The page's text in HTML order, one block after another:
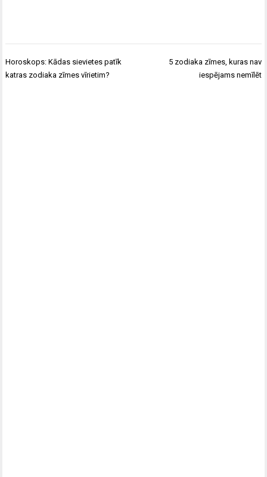
Ziņu
izvēlne
Horoskops: Kādas sievietes patīk
katras zodiaka zīmes vīrietim?
5 zodiaka zīmes, kuras nav
iespējams nemīlēt